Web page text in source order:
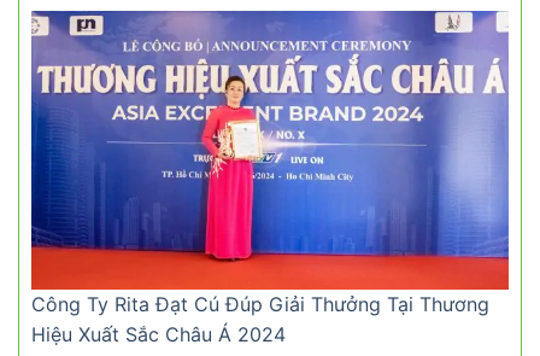
Công Ty Rita Đạt Cú Đúp Giải Thưởng Tại Thương
Hiệu Xuất Sắc Châu Á 2024